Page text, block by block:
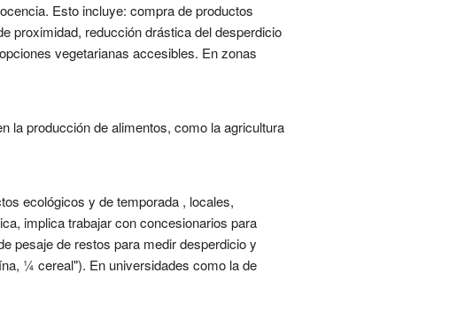
Esto incluye: compra de productos
proximidad, reducción drástica del desperdicio
vegetarianas accesibles. En zonas
la producción de alimentos, como la agricultura
ecológicos y de temporada , locales,
implica trabajar con concesionarios para
pesaje de restos para medir desperdicio y
¼ cereal"). En universidades como la de